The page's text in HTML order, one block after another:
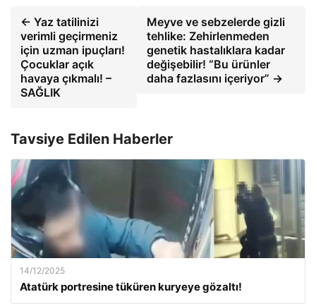
← Yaz tatilinizi
verimli geçirmeniz
için uzman ipuçları!
Çocuklar açık
havaya çıkmalı! –
SAĞLIK
Meyve ve sebzelerde gizli
tehlike: Zehirlenmeden
genetik hastalıklara kadar
değişebilir! “Bu ürünler
daha fazlasını içeriyor” →
Tavsiye Edilen Haberler
14/12/2025
Atatürk portresine tüküren kuryeye gözaltı!